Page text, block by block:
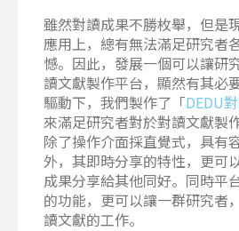
雖然對讀成果不勝枚舉，但是
應用上，總有無法滿足研究者
憾。因此，發展一個可以讓研
讀文獻製作平台，顯然有其必
驅動下，我們製作了「DEDU
來滿足研究者對於對讀文獻製
除了操作介面採直覺式，具有
外，其即時分享的特性，更可
成果分享給其他同好。同時平
的功能，更可以讓一群研究者
讀文獻的工作。